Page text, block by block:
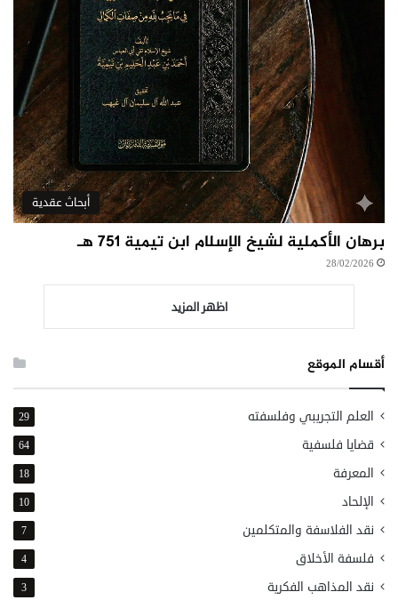
أبحاث عقدية
برهان الأكملية لشيخ الإسلام ابن تيمية ٧٥١ هـ
28/02/2026
اظهر المزيد
أقسام الموقع
العلم التجريبي وفلسفته 29
قضايا فلسفية 64
المعرفة 18
الإلحاد 10
نقد الفلاسفة والمتكلمين 7
فلسفة الأخلاق 4
نقد المذاهب الفكرية 3